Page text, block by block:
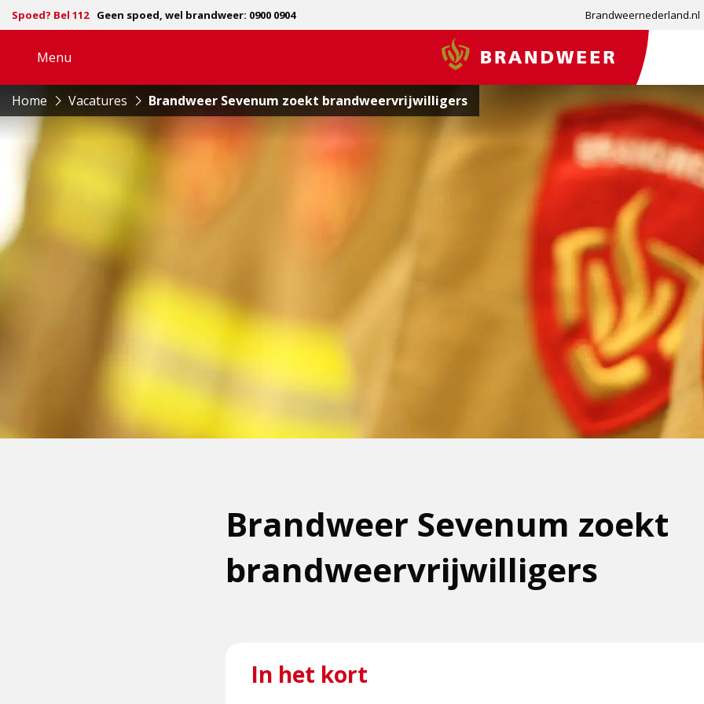
Spoed? Bel 112 Geen spoed, wel brandweer: 0900 0904 Brandweernederland.nl
Menu
navigatie
Brandweer
Home Vacatures Brandweer Sevenum zoekt brandweervrijwilligers
Brandweer Sevenum zoekt
brandweervrijwilligers
In het kort